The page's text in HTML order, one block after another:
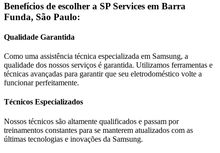
Benefícios de escolher a SP Services em Barra
Funda, São Paulo:
Qualidade Garantida
Como uma assistência técnica especializada em Samsung, a
qualidade dos nossos serviços é garantida. Utilizamos ferramentas e
técnicas avançadas para garantir que seu eletrodoméstico volte a
funcionar perfeitamente.
Técnicos Especializados
Nossos técnicos são altamente qualificados e passam por
treinamentos constantes para se manterem atualizados com as
últimas tecnologias e inovações da Samsung.